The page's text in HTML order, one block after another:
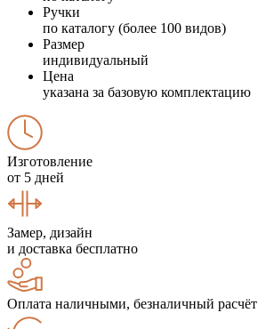
Ручки
по каталогу (более 100 видов)
Размер
индивидуальный
Цена
указана за базовую комплектацию
Изготовление
от 5 дней
Замер, дизайн
и доставка бесплатно
Оплата наличными, безналичный расчёт